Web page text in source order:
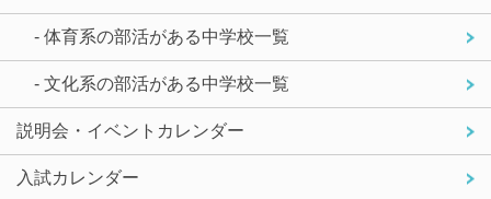
- 体育系の部活がある中学校一覧
- 文化系の部活がある中学校一覧
説明会・イベントカレンダー
入試カレンダー